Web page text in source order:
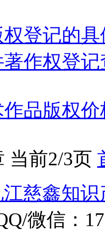
登记的
作权登
品版权
当前2/3页
江慈鑫知
微信：